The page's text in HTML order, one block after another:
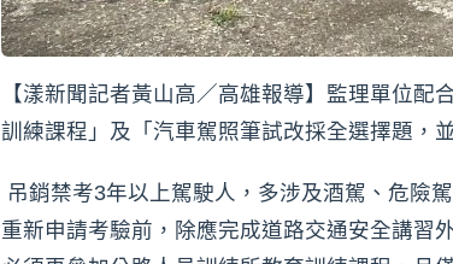
【漾新聞記者黃山高／高雄報導】監理單位
訓練課程」及「汽車駕照筆試改採全選擇題，
吊銷禁考3年以上駕駛人，多涉及酒駕、危險
重新申請考驗前，除應完成道路交通安全講習